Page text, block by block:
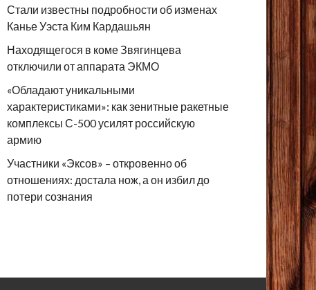
Стали известны подробности об изменах
Канье Уэста Ким Кардашьян
Находящегося в коме Звягинцева
отключили от аппарата ЭКМО
«Обладают уникальными
характеристиками»: как зенитные ракетные
комплексы С-500 усилят российскую
армию
Участники «Эксов» – откровенно об
отношениях: достала нож, а он избил до
потери сознания